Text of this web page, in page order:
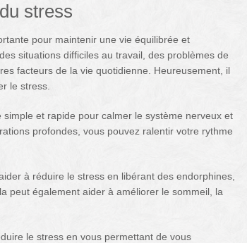
stress
pour maintenir une vie équilibrée et
situations difficiles au travail, des problèmes de
facteurs de la vie quotidienne. Heureusement, il
le stress.
et rapide pour calmer le système nerveux et
profondes, vous pouvez ralentir votre rythme
à réduire le stress en libérant des endorphines,
peut également aider à améliorer le sommeil, la
le stress en vous permettant de vous